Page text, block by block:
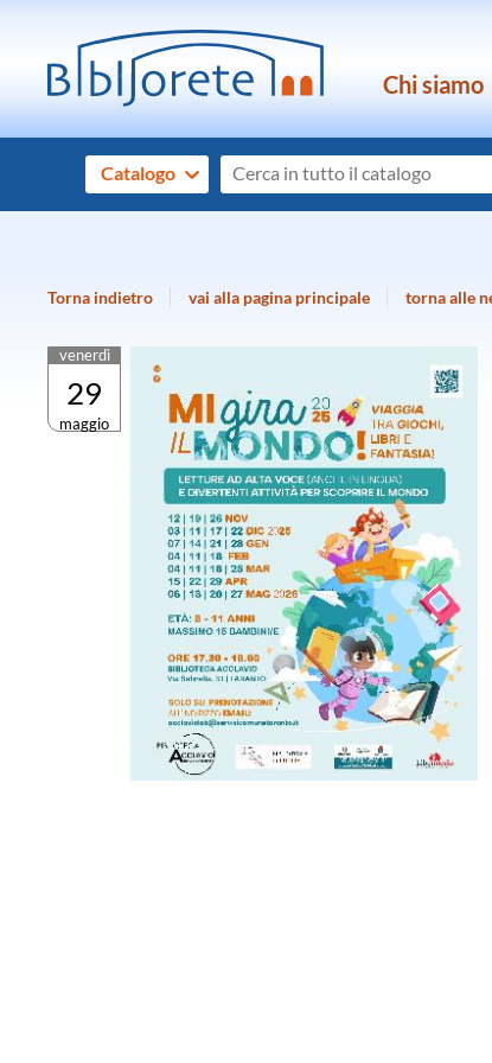
Chi siamo
Catalogo
cambia
Cerca su "Catalogo"
Torna indietro vai alla pagina principale torna alle
venerdì
29
maggio